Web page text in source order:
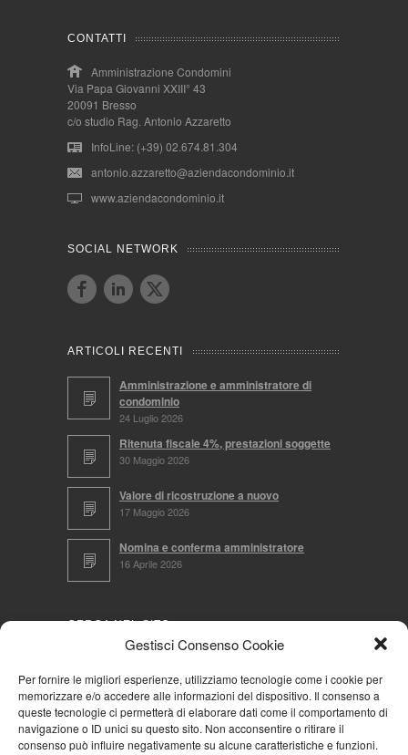
Gestisci Consenso Cookie
Per fornire le migliori esperienze, utilizziamo tecnologie come i cookie per
memorizzare e/o accedere alle informazioni del dispositivo. Il consenso a
queste tecnologie ci permetterà di elaborare dati come il comportamento di
navigazione o ID unici su questo sito. Non acconsentire o ritirare il
consenso può influire negativamente su alcune caratteristiche e funzioni.
CONTATTI
Amministrazione Condomini
Via Papa Giovanni XXIII° 43
20091 Bresso
c/o studio Rag. Antonio Azzaretto
InfoLine: (+39) 02.674.81.304
antonio.azzaretto@aziendacondominio.it
www.aziendacondominio.it
SOCIAL NETWORK
ARTICOLI RECENTI
Amministrazione e amministratore di
condominio
24 Luglio 2026
Ritenuta fiscale 4%, prestazioni soggette
30 Maggio 2026
Valore di ricostruzione a nuovo
17 Maggio 2026
Nomina e conferma amministratore
16 Aprile 2026
CERCA NEL SITO
NAVIGA PER
Mappa completa